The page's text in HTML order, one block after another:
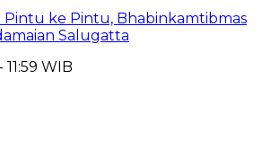
Pintu ke Pintu, Bhabinkamtibmas
Salugatta
WIB